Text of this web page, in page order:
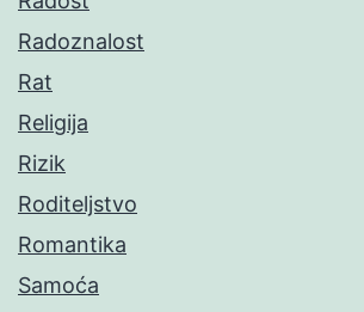
Radoznalost
Rat
Religija
Rizik
Roditeljstvo
Romantika
Samoća